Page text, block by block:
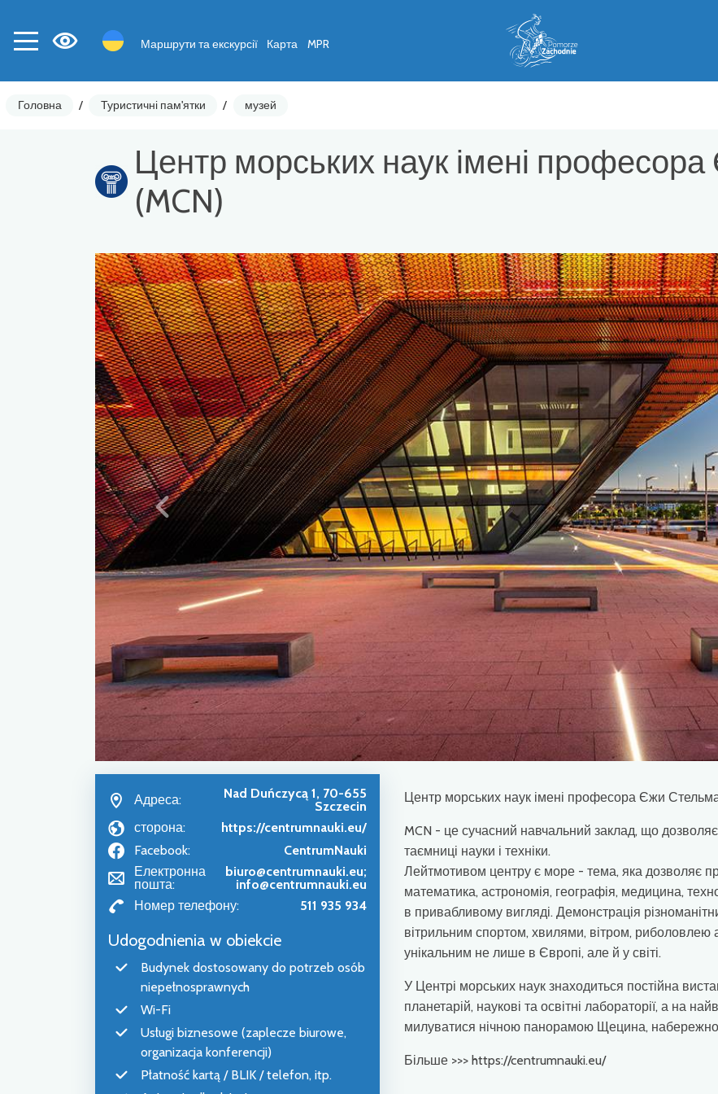
Маршрути та екскурсії Карта MPR
Головна / Туристичні пам'ятки / музей
Центр морських наук імені
(MCN)
Адреса:
Nad Duńczycą 1, 70-655
Szczecin
сторона:
https://centrumnauki.eu/
Facebook:
CentrumNauki
Електронна
пошта:
biuro@centrumnauki.eu;
info@centrumnauki.eu
Номер телефону:
511 935 934
Udogodnienia w obiekcie
Budynek dostosowany do potrzeb osób
niepełnosprawnych
Wi-Fi
Usługi biznesowe (zaplecze biurowe,
organizacja konferencji)
Płatność kartą / BLIK / telefon, itp.
Центр морських наук імені професора Єжи
MCN - це сучасний навчальний заклад, що
таємниці науки і техніки.
Лейтмотивом центру є море - тема, яка дозволяє
математика, астрономія, географія, медицина,
в привабливому вигляді. Демонстрація
вітрильним спортом, хвилями, вітром, риболовлею
унікальним не лише в Європі, але й у світі.
У Центрі морських наук знаходиться постійна
планетарій, наукові та освітні лабораторії, а на
милуватися нічною панорамою Щецина, набережної
Більше >>> https://centrumnauki.eu/